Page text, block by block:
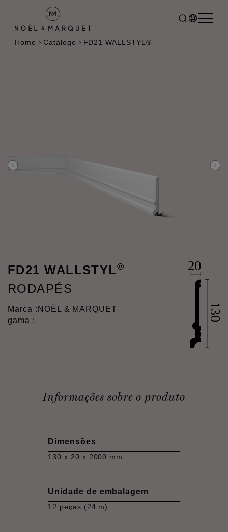
Home Catálogo FD21 WALLSTYL®
FD21 WALLSTYL®
RODAPÉS
Marca : NOËL & MARQUET
gama :
Informações sobre o produto
Dimensões
130 x 20 x 2000 mm
Unidade de embalagem
12 peças (24 m)